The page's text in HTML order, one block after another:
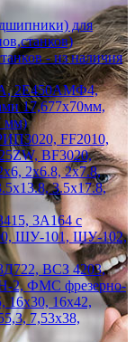
для
- из наличия
2Е450АМФ4,
17,677х70мм,
мм)
FF2010,
BF3020,
2х6.8, 2х7.8,
3.5х17.8,
3А164 с
ШУ-101, ШУ-102,
ВСЗ 4203,
2, ФМС фрезерно-
16х30, 16х42,
7,53х38,